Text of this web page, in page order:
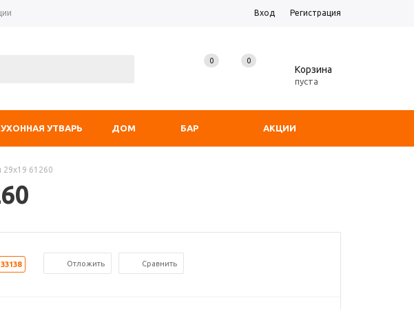
Вход Регистрация
0 0
Корзина
пуста
УТВАРЬ ДОМ БАР АКЦИИ
29х19 61260
33138 Отложить Сравнить